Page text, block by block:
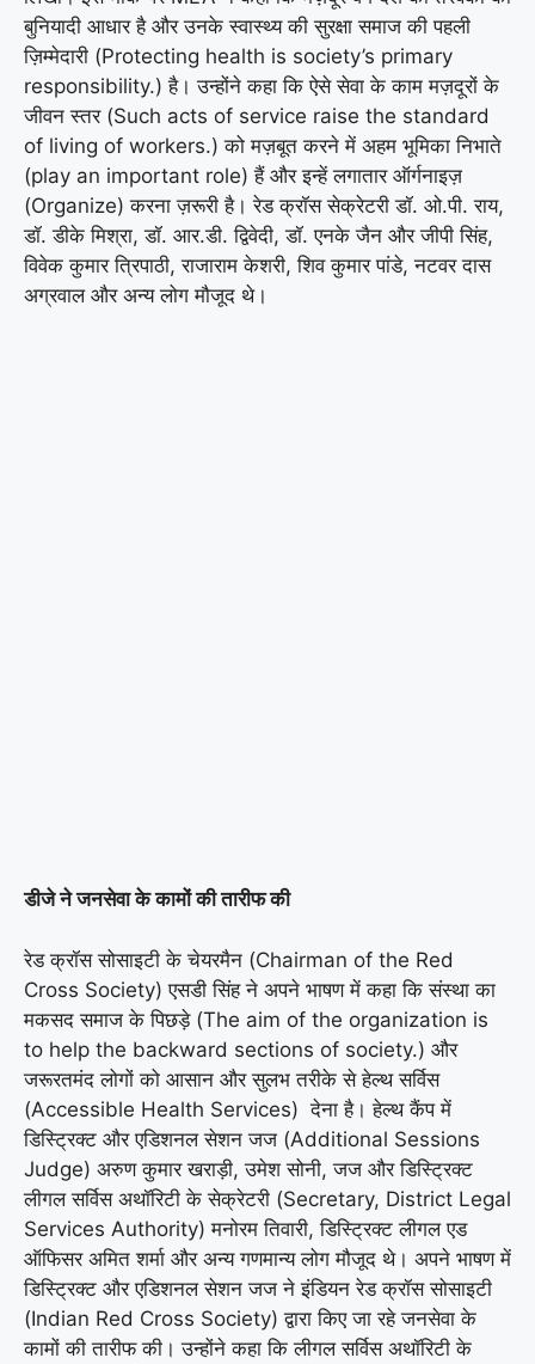
बुनियादी आधार है और उनके स्वास्थ्य की सुरक्षा समाज की पहली
ज़िम्मेदारी (Protecting health is society’s primary
responsibility.) है। उन्होंने कहा कि ऐसे सेवा के काम मज़दूरों के
जीवन स्तर (Such acts of service raise the standard
of living of workers.) को मज़बूत करने में अहम भूमिका निभाते
(play an important role) हैं और इन्हें लगातार ऑर्गनाइज़
(Organize) करना ज़रूरी है। रेड क्रॉस सेक्रेटरी डॉ. ओ.पी. राय,
डॉ. डीके मिश्रा, डॉ. आर.डी. द्विवेदी, डॉ. एनके जैन और जीपी सिंह,
विवेक कुमार त्रिपाठी, राजाराम केशरी, शिव कुमार पांडे, नटवर दास
अग्रवाल और अन्य लोग मौजूद थे।
डीजे ने जनसेवा के कामों की तारीफ की
रेड क्रॉस सोसाइटी के चेयरमैन (Chairman of the Red
Cross Society) एसडी सिंह ने अपने भाषण में कहा कि संस्था का
मकसद समाज के पिछड़े (The aim of the organization is
to help the backward sections of society.) और
जरूरतमंद लोगों को आसान और सुलभ तरीके से हेल्थ सर्विस
(Accessible Health Services) देना है। हेल्थ कैंप में
डिस्ट्रिक्ट और एडिशनल सेशन जज (Additional Sessions
Judge) अरुण कुमार खराड़ी, उमेश सोनी, जज और डिस्ट्रिक्ट
लीगल सर्विस अथॉरिटी के सेक्रेटरी (Secretary, District Legal
Services Authority) मनोरम तिवारी, डिस्ट्रिक्ट लीगल एड
ऑफिसर अमित शर्मा और अन्य गणमान्य लोग मौजूद थे। अपने भाषण में
डिस्ट्रिक्ट और एडिशनल सेशन जज ने इंडियन रेड क्रॉस सोसाइटी
(Indian Red Cross Society) द्वारा किए जा रहे जनसेवा के
कामों की तारीफ की। उन्होंने कहा कि लीगल सर्विस अथॉरिटी के